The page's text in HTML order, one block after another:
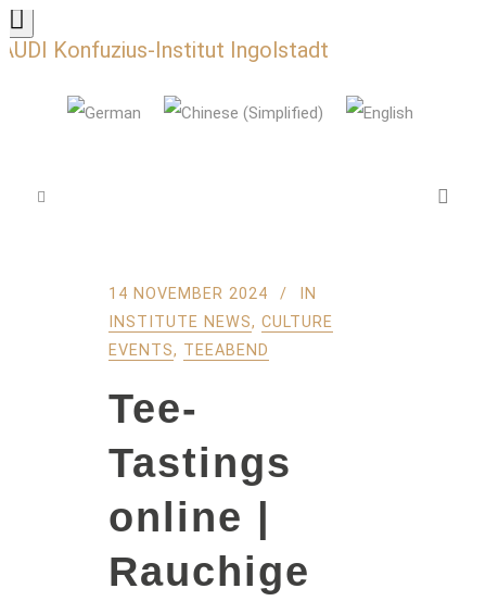
AUDI Konfuzius-Institut Ingolstadt
14 NOVEMBER 2024
IN
INSTITUTE NEWS, CULTURE
EVENTS, TEEABEND
Tee-
Tastings
online |
Rauchige